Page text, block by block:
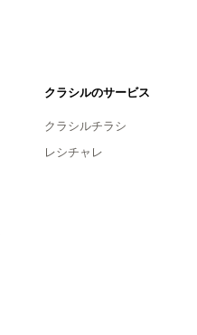
クラシルのサービス
クラシルチラシ
レシチャレ